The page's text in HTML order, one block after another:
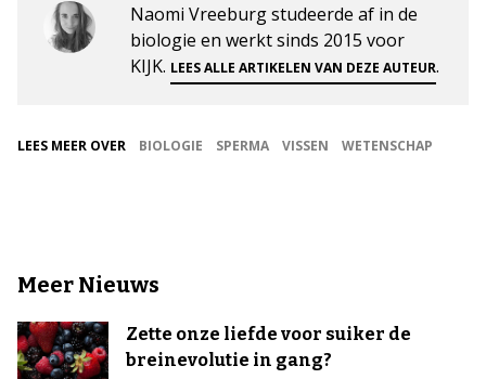
Naomi Vreeburg studeerde af in de
biologie en werkt sinds 2015 voor
KIJK. LEES ALLE ARTIKELEN VAN DEZE AUTEUR.
LEES MEER OVER BIOLOGIE SPERMA VISSEN WETENSCHAP
Meer Nieuws
Zette onze liefde voor suiker de
breinevolutie in gang?